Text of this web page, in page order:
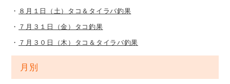
８月１日（土）タコ＆タイラバ釣果
７月３１日（金）タコ釣果
７月３０日（木）タコ＆タイラバ釣果
月別